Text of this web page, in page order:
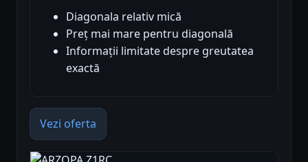
Diagonala relativ mică
Preț mai mare pentru diagonală
Informații limitate despre greutatea
exactă
Vezi oferta